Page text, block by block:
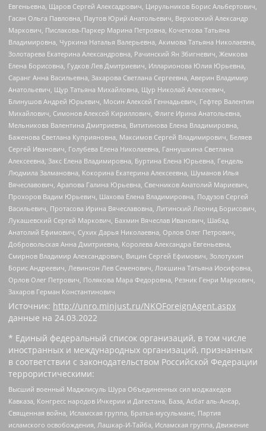
Евгеньевна, Щаров Сергей Алексадрович, Цирульников Борис Альбертович,
Гасан Ольга Павловна, Паутов Юрий Анатольевич, Верховский Александр
Маркович, Пислакова-Паркер Марина Петровна, Кочеткова Татьяна
Владимировна, Чуркина Наталья Валерьевна, Акимова Татьяна Николаевна,
Золотарева Екатерина Александровна, Рачинский Ян Збигневич, Жемкова
Елена Борисовна, Гудков Лев Дмитриевич, Илларионова Юлия Юрьевна,
Саранг Анна Васильевна, Захарова Светлана Сергеевна, Аверин Владимир
Анатольевич, Щур Татьяна Михайловна, Щур Николай Алексеевич,
Блинушов Андрей Юрьевич, Мосин Алексей Геннадьевич, Гефтер Валентин
Михайлович, Симонов Алексей Кириллович, Флиге Ирина Анатольевна,
Мельникова Валентина Дмитриевна, Вититинова Елена Владимировна,
Баженова Светлана Куприяновна, Максимов Сергей Владимирович, Беляев
Сергей Иванович, Голубева Елена Николаевна, Ганнушкина Светлана
Алексеевна, Закс Елена Владимировна, Буртина Елена Юрьевна, Гендель
Людмила Залмановна, Кокорина Екатерина Алексеевна, Шуманов Илья
Вячеславович, Арапова Галина Юрьевна, Свечников Анатолий Мариевич,
Прохоров Вадим Юрьевич, Шахова Елена Владимировна, Подузов Сергей
Васильевич, Протасова Ирина Вячеславовна, Литинский Леонид Борисович,
Лукашевский Сергей Маркович, Бахмин Вячеслав Иванович, Шабад
Анатолий Ефимович, Сухих Дарья Николаевна, Орлов Олег Петрович,
Добровольская Анна Дмитриевна, Королева Александра Евгеньевна,
Смирнов Владимир Александрович, Вицин Сергей Ефимович, Золотухин
Борис Андреевич, Левинсон Лев Семенович, Локшина Татьяна Иосифовна,
Орлов Олег Петрович, Полякова Мара Федоровна, Резник Генри Маркович,
Захаров Герман Константинович
Источник: http://unro.minjust.ru/NKOForeignAgent.aspx
данные на 24.03.2022
* Единый федеральный список организаций, в том числе
иностранных и международных организаций, признанных
в соответствии с законодательством Российской Федерации
террористическими:
Высший военный Маджлисуль Шура Объединенных сил моджахедов
Кавказа, Конгресс народов Ичкерии и Дагестана, База, Асбат аль-Ансар,
Священная война, Исламская группа, Братья-мусульмане, Партия
исламского освобождения, Лашкар-И-Тайба, Исламская группа, Движение